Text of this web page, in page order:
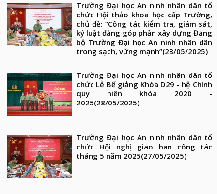
Trường Đại học An ninh nhân dân tổ
chức Hội thảo khoa học cấp Trường,
chủ đề: “Công tác kiểm tra, giám sát,
kỷ luật đảng góp phần xây dựng Đảng
bộ Trường Đại học An ninh nhân dân
trong sạch, vững mạnh”(28/05/2025)
Trường Đại học An ninh nhân dân tổ
chức Lễ Bế giảng Khóa D29 - hệ Chính
quy niên khóa 2020 -
2025(28/05/2025)
Trường Đại học An ninh nhân dân tổ
chức Hội nghị giao ban công tác
tháng 5 năm 2025(27/05/2025)